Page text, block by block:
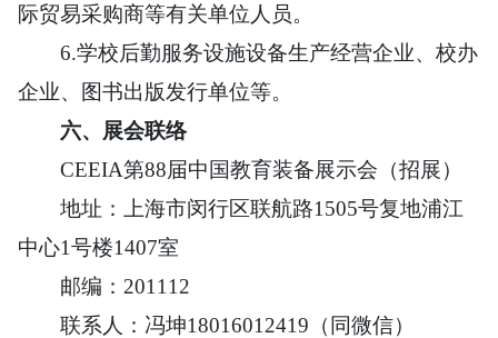
际贸易采购商等有关单位人员。
6.学校后勤服务设施设备生产经营企业、校办
企业、图书出版发行单位等。
六、 展会联络
CEEIA第88届中国教育装备展示会（招展）
地址：上海市闵行区联航路1505号复地浦江
中心1号楼1407室
邮编：201112
联系人：冯坤18016012419（同微信）